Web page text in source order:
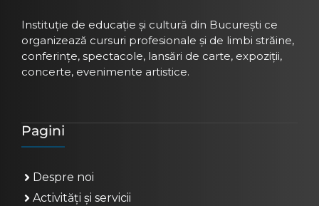
Instituție de educație și cultură din București ce
organizează cursuri profesionale și de limbi străine,
conferințe, spectacole, lansări de carte, expoziții,
concerte, evenimente artistice.
Pagini
Despre noi
Activități și servicii